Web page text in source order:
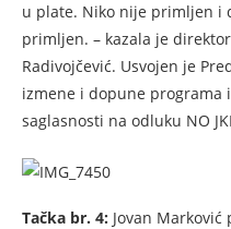
u plate. Niko nije primljen i
primljen. – kazala je
Radivojčević. Usvojen je
izmene i dopune programa
saglasnosti na odluku NO
Tačka br. 4: Jovan